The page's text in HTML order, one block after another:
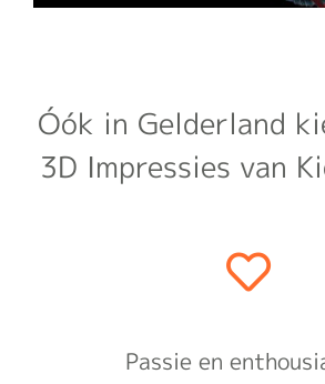
Óók in Gelderland
3D Impressies van
Passie en